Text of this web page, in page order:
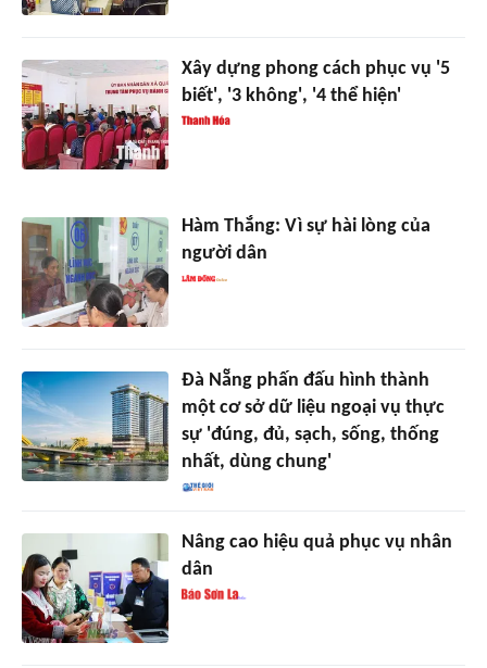
Xây dựng phong cách phục vụ '5
biết', '3 không', '4 thể hiện'
Hàm Thắng: Vì sự hài lòng của
người dân
Đà Nẵng phấn đấu hình thành
một cơ sở dữ liệu ngoại vụ thực
sự 'đúng, đủ, sạch, sống, thống
nhất, dùng chung'
Nâng cao hiệu quả phục vụ nhân
dân